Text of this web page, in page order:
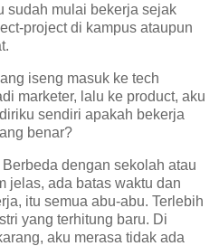
sudah mulai bekerja sejak
project di kampus ataupun
iseng masuk ke tech
marketer, lalu ke product, aku
sendiri apakah bekerja
benar?
dengan sekolah atau
jelas, ada batas waktu dan
itu semua abu-abu. Terlebih
yang terhitung baru. Di
aku merasa tidak ada